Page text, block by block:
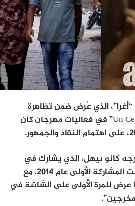
الذي عُرض ضمن تظاهرة
“نظرة ما.. Un Certain Regard” في فعاليات مهرجان كان
كانو بيهل، الذي يشارك في
مهرجان كان، بعدما كانت المشاركة الأولى عام 2014، مع
عرض للمرة الأولى على الشاشة في